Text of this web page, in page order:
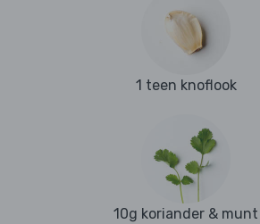
1 teen knoflook
10g koriander & munt